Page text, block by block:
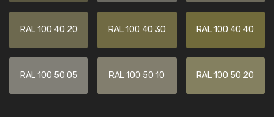
RAL 100 40 20 RAL 100 40 30 RAL 100 40 40
RAL 100 50 05 RAL 100 50 10 RAL 100 50 20